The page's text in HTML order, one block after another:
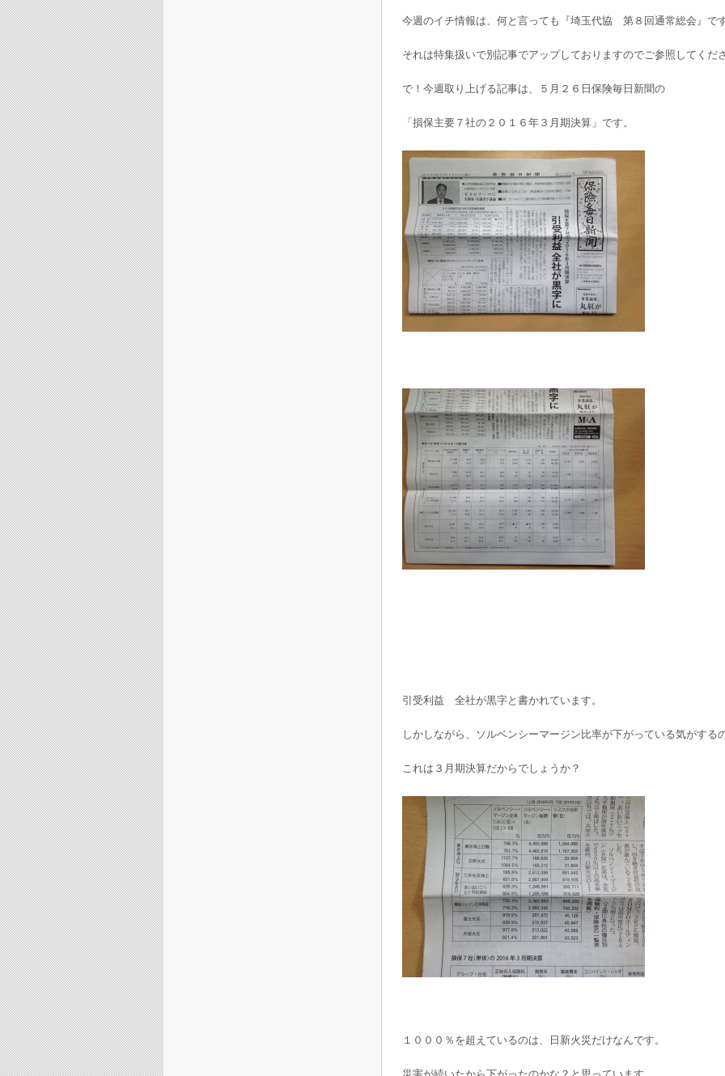
今週のイチ情報は、何と言っても『埼玉代協 第８回通常総会』です
それは特集扱いで別記事でアップしておりますのでご参照してくださ
で！今週取り上げる記事は、５月２６日保険毎日新聞の
「損保主要７社の２０１６年３月期決算」です。
引受利益 全社が黒字と書かれています。
しかしながら、ソルベンシーマージン比率が下がっている気がする
これは３月期決算だからでしょうか？
１０００％を超えているのは、日新火災だけなんです。